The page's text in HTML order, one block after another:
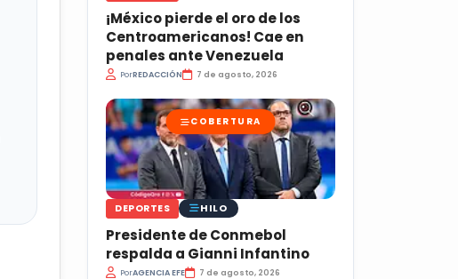
¡México pierde el oro de los
Centroamericanos! Cae en
penales ante Venezuela
PorREDACCIÓN 7 de agosto, 2026
COBERTURA
DEPORTES HILO
Presidente de Conmebol
respalda a Gianni Infantino
PorAGENCIA EFE 7 de agosto, 2026